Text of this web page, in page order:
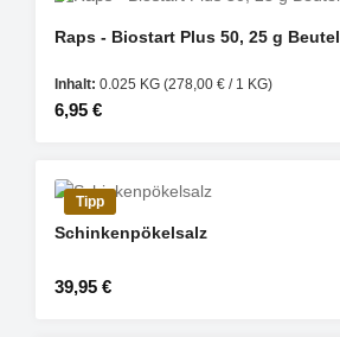
Raps - Biostart Plus 50, 25 g Beutel
Inhalt: 0.025 KG (278,00 € / 1 KG)
Regulärer Preis:
6,95 €
Tipp
Schinkenpökelsalz
Regulärer Preis:
39,95 €